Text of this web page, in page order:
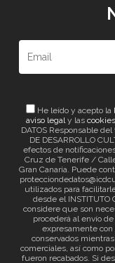
He leído y acepto la
aviso legaly lascookies
DATOS Responsable
DE DESARROLLO
efectos de
Cruz de Tenerife /
Gran Canaria. Puede
utilizados para
desde el INSTITUTO
considere que son
procederá al envío
expresamente con
conservados
comerciales, así como
fueron recabados. Si